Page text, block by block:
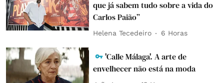
que já sabem tudo sobre a vida do
Carlos Paião”
Helena Tecedeiro 6 Horas
'Calle Málaga'. A arte de
envelhecer não está na moda